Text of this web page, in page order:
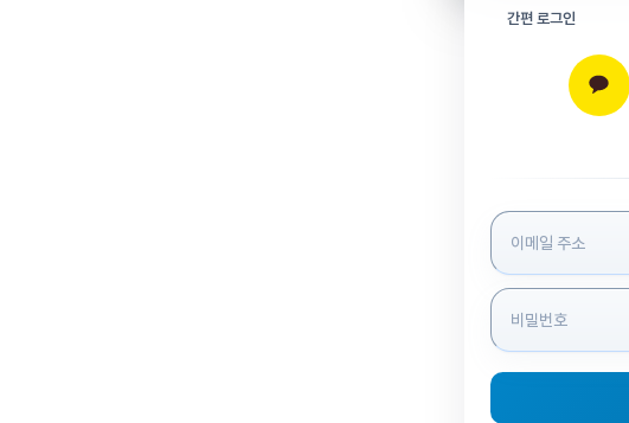
간편 로그인
로그인 정보 입력